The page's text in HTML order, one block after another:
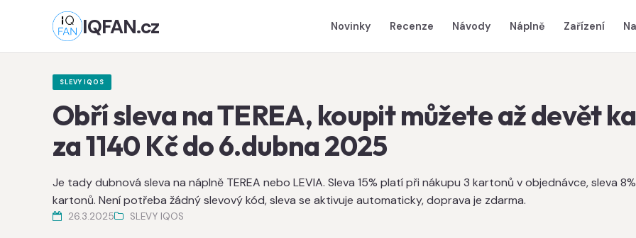
IQFAN.cz Novinky Recenze Návody Náplně Zařízení
SLEVY IQOS
Obří sleva na TEREA, koupit můžete až devět
za 1140 Kč do 6.dubna 2025
Je tady dubnová sleva na náplně TEREA nebo LEVIA. Sleva 15% platí při nákupu 3 kartonů v objednávce, sleva
kartonů. Není potřeba žádný slevový kód, sleva se aktivuje automaticky, doprava je zdarma.
26.3.2025 SLEVY IQOS